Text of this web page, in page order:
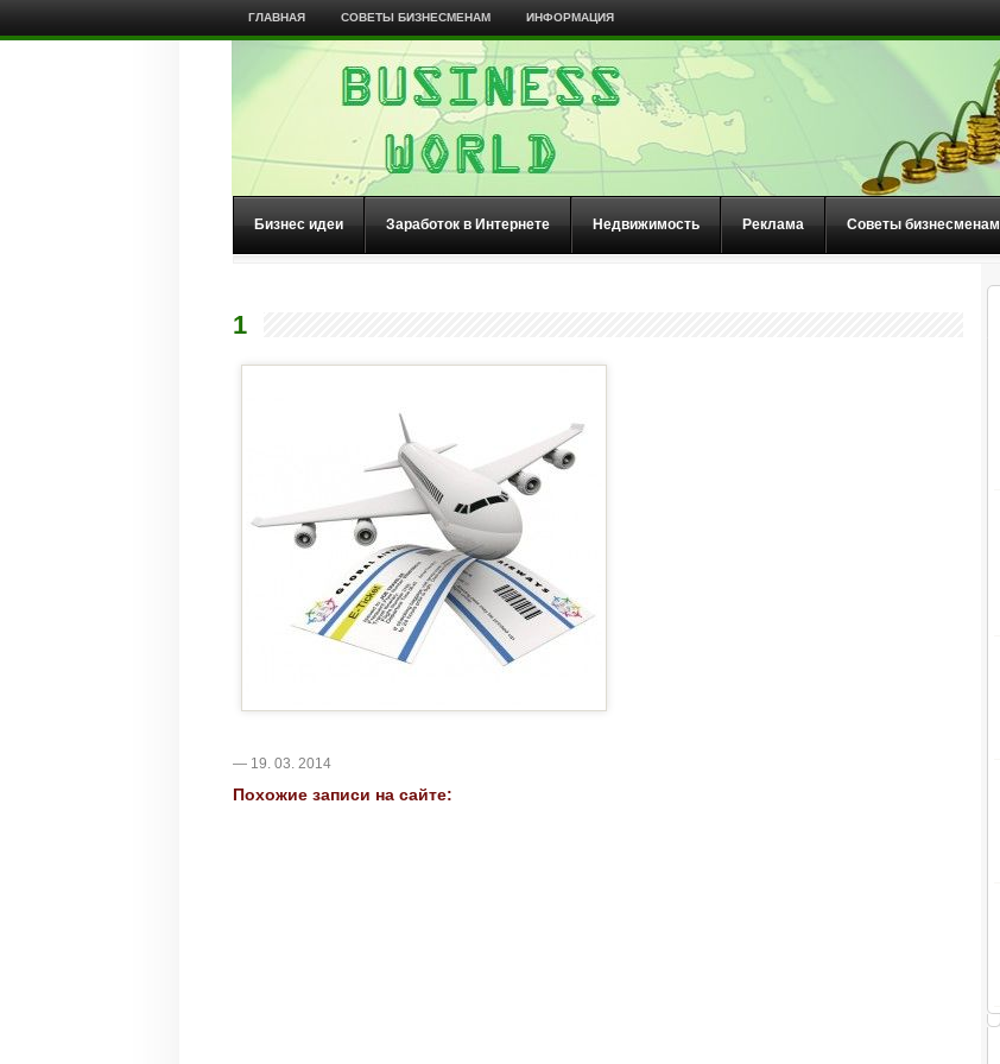
ГЛАВНАЯ СОВЕТЫ БИЗНЕСМЕНАМ ИНФОРМАЦИЯ
Бизнес идеи Заработок в Интернете Недвижимость Реклама Советы бизнесменам
1
— 19. 03. 2014
Похожие записи на сайте: